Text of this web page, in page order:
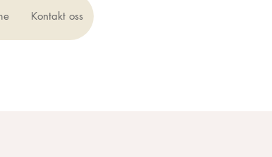
Kontakt oss